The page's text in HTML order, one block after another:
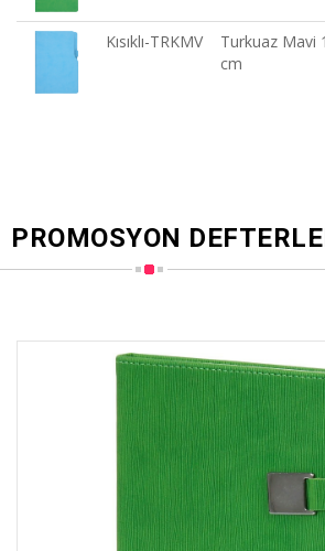
Kısıklı-TRKMV
Turkuaz Mavi
cm
PROMOSYON